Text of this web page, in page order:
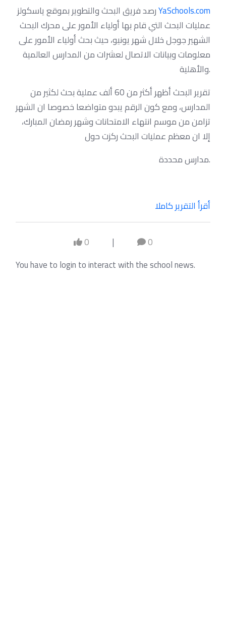
رصد فريق البحث والتطوير بموقع ياسكولزYaSchools.com
عمليات البحث التي قام بها أولياء الأمور على محرك البحث
الشهير جوجل خلال شهر يونيو، حيث بحث أولياء الأمور على
معلومات وبيانات الاتصال لعشرات من المدارس العالمية
والأهلية.
تقرير البحث أظهر أكثر من 60 ألف عملية بحث لكثير من
المدارس، ومع كون الرقم يبدو متواضعا خصوصا ان الشهر
تزامن من موسم انتهاء الامتحانات وشهر رمضان المبارك،
إلا ان معظم عمليات البحث ركزت حول
مدارس محددة.
أقرأ التقرير كاملا
0 |
0
You have to login to interact with the school news.